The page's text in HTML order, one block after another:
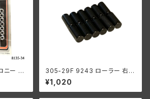
ー カ
ター
ビッド
305-29F 9243 ローラー 右側
コンロッド用 +0004 オーバー
サイズ 12個入り ハーレーダビッ
ドソン 1929-73年 DL RL WL
¥1,020